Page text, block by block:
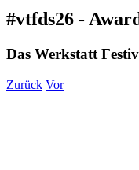
#vtfds26 -
Das Werkstatt
Zurück Vor